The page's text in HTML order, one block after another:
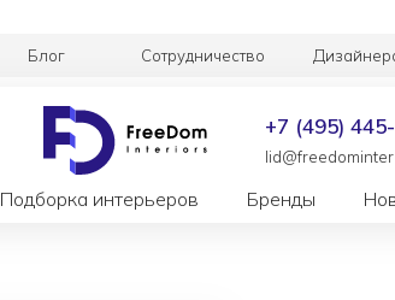
Блог Сотрудничество
+7 (495)
Подборка интерьеров Бренды